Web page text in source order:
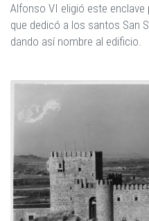
Alfonso VI eligió este
que dedicó a los santos San
dando así nombre al edificio.